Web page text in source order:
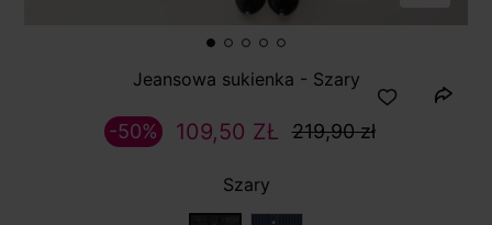
Jeansowa sukienka - Szary
109,50 ZŁ 219,90 zł
-50%
Szary